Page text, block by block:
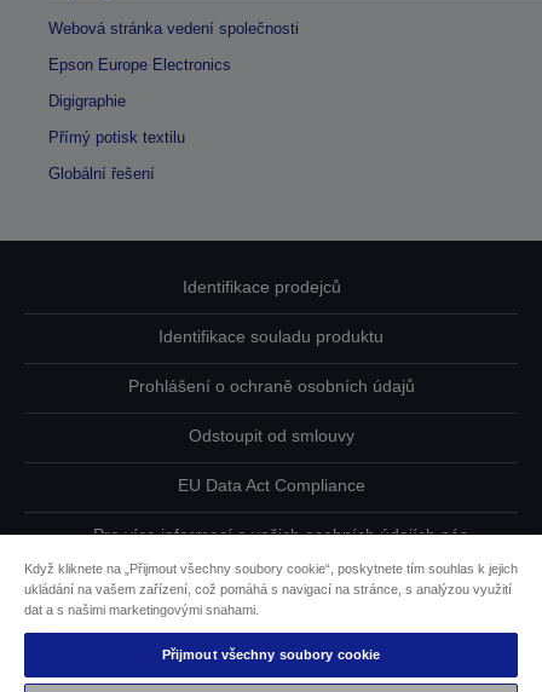
Webová stránka vedení společnosti
Epson Europe Electronics
Digigraphie
Přímý potisk textilu
Globální řešení
Identifikace prodejců
Identifikace souladu produktu
Prohlášení o ochraně osobních údajů
Odstoupit od smlouvy
EU Data Act Compliance
Pro více informací o vašich osobních údajích nás
Informace o souborech cookie
Závazek usnadnění přístupu společnosti Epson
Když kliknete na „Přijmout všechny soubory cookie“, poskytnete tím souhlas k jejich
ukládání na vašem zařízení, což pomáhá s navigací na stránce, s analýzou využití
dat a s našimi marketingovými snahami.
Přijmout všechny soubory cookie